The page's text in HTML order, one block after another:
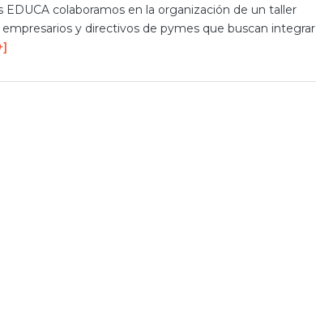
EDUCA colaboramos en la organización de un taller
y directivos de pymes que buscan integrar